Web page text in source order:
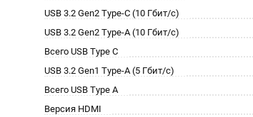
USB 3.2 Gen2 Type-C (10 Гбит/с)
USB 3.2 Gen2 Type-A (10 Гбит/с)
Всего USB Type C
USB 3.2 Gen1 Type-A (5 Гбит/с)
Всего USB Type A
Версия HDMI